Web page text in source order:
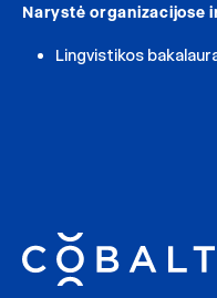
Narystė organizacijose
Lingvistikos